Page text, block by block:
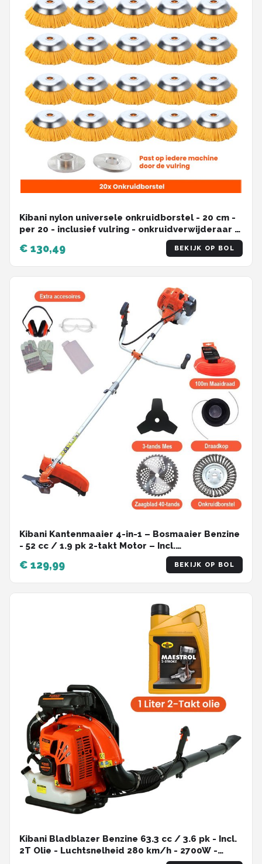
Kibani nylon universele onkruidborstel - 20 cm -
per 20 - inclusief vulring - onkruidverwijderaar –
€ 130,49 BEKIJK OP BOL
Kibani Kantenmaaier 4-in-1 – Bosmaaier Benzine
- 52 cc / 1.9 pk 2-takt Motor – Incl.
Onkruidborstel ,Maaidraad, Zaagblad 40-tands
en Veiligheidsset
€ 129,99 BEKIJK OP BOL
Kibani Bladblazer Benzine 63.3 cc / 3.6 pk - Incl.
2T Olie - Luchtsnelheid 280 km/h - 2700W -